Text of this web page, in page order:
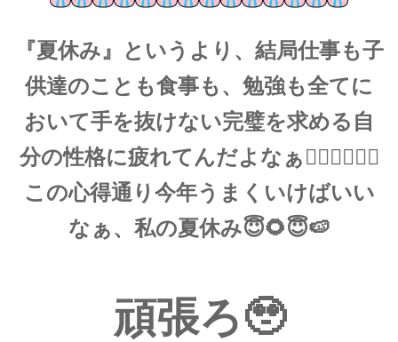
『夏休み』というより、結局仕事も子
供達のことも食事も、勉強も全てに
おいて手を抜けない完璧を求める自
分の性格に疲れてんだよなぁ😮‍💨😮‍💨😮‍💨
この心得通り今年うまくいけばいい
なぁ、私の夏休み😇🌻😇🍉
頑張ろ🥹